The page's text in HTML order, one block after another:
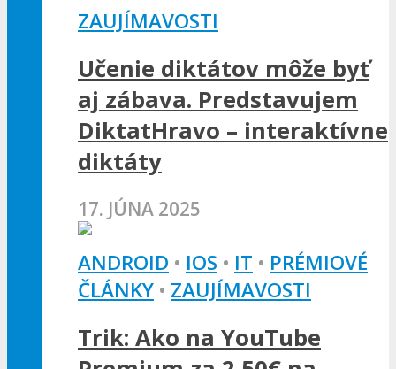
ZAUJÍMAVOSTI
Učenie diktátov môže byť
aj zábava. Predstavujem
DiktatHravo – interaktívne
diktáty
17. JÚNA 2025
ANDROID • IOS • IT • PRÉMIOVÉ
ČLÁNKY • ZAUJÍMAVOSTI
Trik: Ako na YouTube